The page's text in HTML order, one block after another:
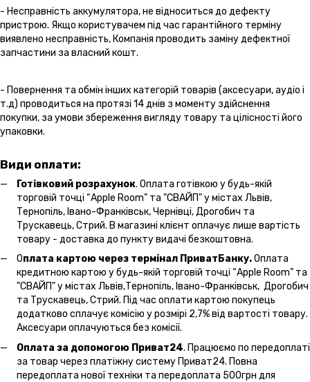
- Несправність аккумулятора, не відноситься до дефекту
пристрою. Якщо користувачем під час гарантійного терміну
виявлено несправність, Компанія проводить заміну дефектної
запчастини за власний кошт.
- Повернення та обмін інших категорій товарів (аксесуари, аудіо і
т.д) проводиться на протязі 14 днів з моменту здійснення
покупки, за умови збереження вигляду товару та цілісності його
упаковки.
Види оплати:
Готівковий розрахунок. Оплата готівкою у будь-якій
торговій точці “Apple Room” та "СВАЙП" у містах Львів,
Тернопіль, Івано-Франківськ, Чернівці, Дрогобич та
Трускавець, Стрий. В магазині клієнт оплачує лише вартість
товару - доставка до пункту видачі безкоштовна.
Оплата картою через термінал ПриватБанку.Оплата
кредитною картою у будь-якій торговій точці “Apple Room” та
"СВАЙП" у містах Львів,Тернопіль, Івано-Франківськ, Дрогобич
та Трускавець, Стрий. Під час оплати картою покупець
додатково сплачує комісію у розмірі 2,7% від вартості товару.
Аксесуари оплачуються без комісії.
Оплата за допомогою Приват24. Працюємо по передоплаті
за товар через платіжну систему Приват24. Повна
передоплата нової техніки та передоплата 500грн для